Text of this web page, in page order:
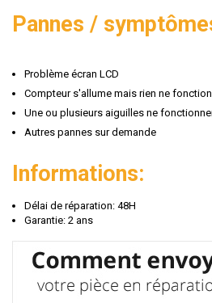
Pannes /
Problème écran LCD
Compteur s'allume mais rien ne
Une ou plusieurs aiguilles ne
Autres pannes sur demande
Informations:
Délai de réparation: 48H
Garantie: 2 ans